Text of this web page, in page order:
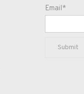
Email*